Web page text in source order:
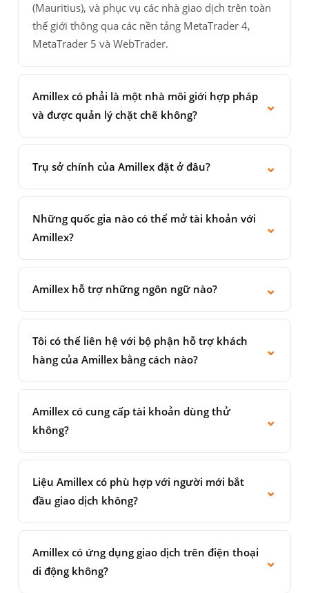
(Mauritius), và phục vụ các nhà giao dịch trên toàn
thế giới thông qua các nền tảng MetaTrader 4,
MetaTrader 5 và WebTrader.
Amillex có phải là một nhà môi giới hợp pháp
và được quản lý chặt chẽ không?
⌄
quản lý khác nhau: Amillex Australia Pty Ltd (AFSL
lý); và Amillex Global LLC (Số 4421 LLC 2026, đăng
ký tại Saint Vincent và Grenadines). Tất cả tiền của
Trụ sở chính của Amillex đặt ở đâu? ⌄
The Cyberati Lounge, Tầng trệt, The Catalyst, Silicon
Avenue, 40 Cybercity, 72201 Ebène, Cộng hòa
LLC tại nhiều quốc gia khác nhau.
Những quốc gia nào có thể mở tài khoản với
Amillex?
⌄
gia trên toàn cầu. Chúng tôi không cung cấp dịch
Triều Tiên, Cuba, Sudan, Syria, Myanmar, Canada,
Nga, Israel hoặc bất kỳ khu vực pháp lý nào chịu
kiện cho quốc gia cụ thể của bạn.
Amillex hỗ trợ những ngôn ngữ nào? ⌄
Nhật (日本語), tiếng Trung phồn thể (繁體中文),
tiếng Trung giản thể (简体中文), tiếng Đức
đa ngôn ngữ có sẵn thông qua trò chuyện trực tiếp
và email.
Tôi có thể liên hệ với bộ phận hỗ trợ khách
hàng của Amillex bằng cách nào?
⌄
24/5 qua trò chuyện trực tuyến trên trang web
hoặc qua email tại trang Liên hệ. Chúng tôi cũng
(Twitter), TikTok và YouTube.
Amillex có cung cấp tài khoản dùng thử
không?
⌄
cả hai nền tảng MT4 và MT5. Tài khoản demo cho
phép bạn truy cập vào giá thị trường và giao dịch
làm quen với nền tảng trước khi nạp tiền vào tài
khoản thực. Không có giới hạn thời gian đối với tài
Liệu Amillex có phù hợp với người mới bắt
đầu giao dịch không?
⌄
mới bắt đầu và nhà giao dịch có kinh nghiệm.
Người mới bắt đầu sẽ được hưởng lợi từ tài khoản
Amillex có ứng dụng giao dịch trên điện thoại
di động không?
⌄